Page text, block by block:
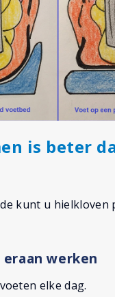
is beter
kunt u hielkloven
werken
elke dag.